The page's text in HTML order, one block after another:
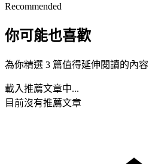
Recommended
你可能也喜歡
為你精選 3 篇值得延伸閱讀的內容
載入推薦文章中...
目前沒有推薦文章